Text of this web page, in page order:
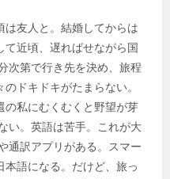
は友人と。結婚してからは
近頃、遅ればせながら国
第で行き先を決め、旅程
ドキドキがたまらない。
の私にむくむくと野望が芽
い。英語は苦手。これが大
訳アプリがある。スマー
本語になる。だけど、旅っ